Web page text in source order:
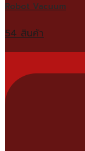
Robot Vacuum
54 สินค้า